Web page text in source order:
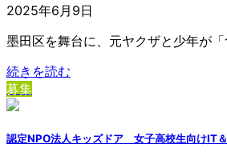
2025年6月9日
墨田区を舞台に、元ヤクザと少年が
続きを読む
募集
認定NPO法人キッズドア 女子高校生向けIT